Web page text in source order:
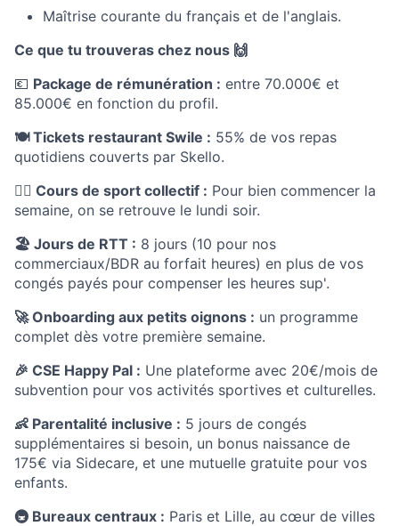
Maîtrise courante du français et de l'anglais.
Ce que tu trouveras chez nous 🙌
💶 Package de rémunération : entre 70.000€ et
85.000€ en fonction du profil.
🍽️ Tickets restaurant Swile : 55% de vos repas
quotidiens couverts par Skello.
🏋️‍♂️ Cours de sport collectif : Pour bien commencer la
semaine, on se retrouve le lundi soir.
🏖️ Jours de RTT : 8 jours (10 pour nos
commerciaux/BDR au forfait heures) en plus de vos
congés payés pour compenser les heures sup'.
🚀 Onboarding aux petits oignons : un programme
complet dès votre première semaine.
🎉 CSE Happy Pal : Une plateforme avec 20€/mois de
subvention pour vos activités sportives et culturelles.
👶 Parentalité inclusive : 5 jours de congés
supplémentaires si besoin, un bonus naissance de
175€ via Sidecare, et une mutuelle gratuite pour vos
enfants.
🚇 Bureaux centraux : Paris et Lille, au cœur de villes